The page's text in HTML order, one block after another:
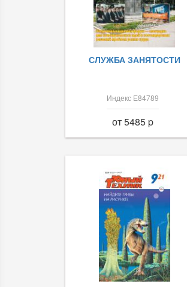
СЛУЖБА ЗАНЯТОСТИ
Индекс Е84789
от 5485 p